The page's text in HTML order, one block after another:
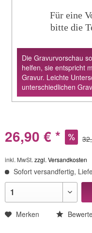
Für eine
bitte die
Die Gravurvorschau
helfen, sie entspricht
Gravur. Leichte
unterschiedlichen
26,90 € *
inkl. MwSt.zzgl. Versandkosten
Sofort versandfertig,
Merken